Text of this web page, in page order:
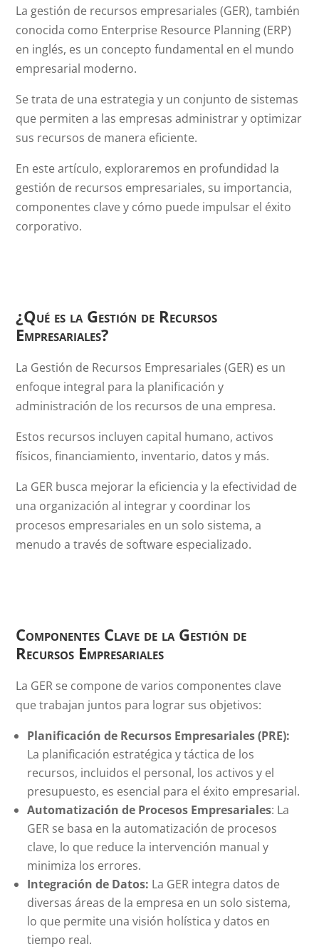
La gestión de recursos empresariales (GER), también
conocida como Enterprise Resource Planning (ERP)
en inglés, es un concepto fundamental en el mundo
empresarial moderno.
Se trata de una estrategia y un conjunto de sistemas
que permiten a las empresas administrar y optimizar
sus recursos de manera eficiente.
En este artículo, exploraremos en profundidad la
gestión de recursos empresariales, su importancia,
componentes clave y cómo puede impulsar el éxito
corporativo.
¿Qué es la Gestión de Recursos
Empresariales?
La Gestión de Recursos Empresariales (GER) es un
enfoque integral para la planificación y
administración de los recursos de una empresa.
Estos recursos incluyen capital humano, activos
físicos, financiamiento, inventario, datos y más.
La GER busca mejorar la eficiencia y la efectividad de
una organización al integrar y coordinar los
procesos empresariales en un solo sistema, a
menudo a través de software especializado.
Componentes Clave de la Gestión de
Recursos Empresariales
La GER se compone de varios componentes clave
que trabajan juntos para lograr sus objetivos:
Planificación de Recursos Empresariales (PRE):
La planificación estratégica y táctica de los
recursos, incluidos el personal, los activos y el
presupuesto, es esencial para el éxito empresarial.
Automatización de Procesos Empresariales: La
GER se basa en la automatización de procesos
clave, lo que reduce la intervención manual y
minimiza los errores.
Integración de Datos: La GER integra datos de
diversas áreas de la empresa en un solo sistema,
lo que permite una visión holística y datos en
tiempo real.